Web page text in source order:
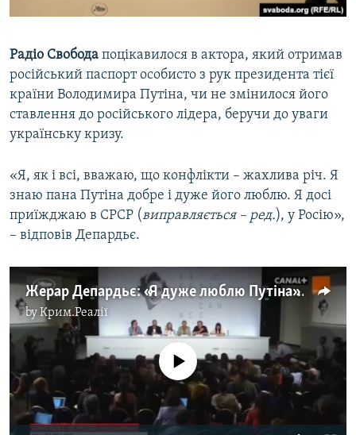
Радіо Свобода поцікавилося в актора, який отримав
російський паспорт особисто з рук президента тієї
країни Володимира Путіна, чи не змінилося його
ставлення до російського лідера, беручи до уваги
українську кризу.
«Я, як і всі, вважаю, що конфлікти – жахлива річ. Я
знаю пана Путіна добре і дуже його люблю. Я досі
приїжджаю в СРСР (виправляється – ред.), у Росію»,
– відповів Депардьє.
Жерар Депардьє: «Я дуже люблю Путіна» (по-французьки)
byКрим.Реалії
No media source currently available